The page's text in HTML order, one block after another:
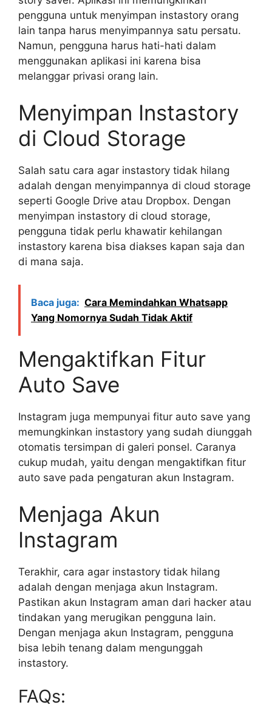
pengguna untuk menyimpan instastory orang
lain tanpa harus menyimpannya satu persatu.
Namun, pengguna harus hati-hati dalam
menggunakan aplikasi ini karena bisa
melanggar privasi orang lain.
Menyimpan Instastory
di Cloud Storage
Salah satu cara agar instastory tidak hilang
adalah dengan menyimpannya di cloud storage
seperti Google Drive atau Dropbox. Dengan
menyimpan instastory di cloud storage,
pengguna tidak perlu khawatir kehilangan
instastory karena bisa diakses kapan saja dan
di mana saja.
Baca juga: Cara Memindahkan Whatsapp
Yang Nomornya Sudah Tidak Aktif
Mengaktifkan Fitur
Auto Save
Instagram juga mempunyai fitur auto save yang
memungkinkan instastory yang sudah diunggah
otomatis tersimpan di galeri ponsel. Caranya
cukup mudah, yaitu dengan mengaktifkan fitur
auto save pada pengaturan akun Instagram.
Menjaga Akun
Instagram
Terakhir, cara agar instastory tidak hilang
adalah dengan menjaga akun Instagram.
Pastikan akun Instagram aman dari hacker atau
tindakan yang merugikan pengguna lain.
Dengan menjaga akun Instagram, pengguna
bisa lebih tenang dalam mengunggah
instastory.
FAQs: